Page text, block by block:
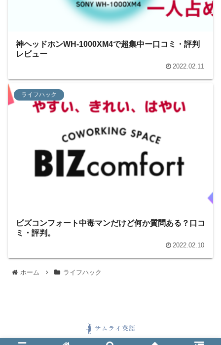
神ヘッドホンWH-1000XM4で超集中ー口コミ・評判
レビュー
2022.02.11
ライフハック
ビズコンフォート中毒マンだけど何か質問ある？口コ
ミ・評判。
2022.02.10
ホーム ライフハック